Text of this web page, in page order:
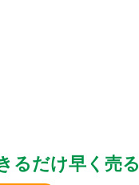
るだけ早く売る